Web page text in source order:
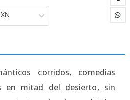
corridos, comedias
en mitad del desierto, sin